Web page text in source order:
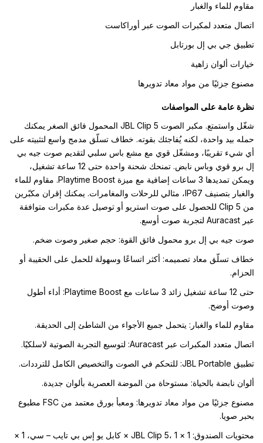
مقاوم للماء والغبار
اتصال متعدد لمكبرات الصوت عبر أوراكاست
تطبيق جي بي إل بورتابل
خيارات ألوان زاهية
مصنوع جزئيًا من مواد معاد تدويرها
نظرة عامة على المواصفات
شغّل واستمتع. مكبر الصوت JBL Clip 5 المحمول فائق الصغر يمكنك
حمله بيد واحدة، لكنه يُفاجئك بقوته. خطاف تسلّق مدمج واسع لتثبيته على
أي شيء تقريبًا، ومشغّل قوي مع مشع باس سلبي لتقديم صوت جيه بي
إل برو قوي وباس نابض. تمنحك شحنة واحدة حتى 12 ساعة تشغيل،
ويمكن تمديدها 3 ساعات إضافية مع ميزة Playtime Boost. مقاوم للماء
والغبار بتصنيف IP67، مثالي للرحلات والمغامرات. يمكنك إقران مكبّرين
من Clip 5 للحصول على صوت استريو أو توصيل عدة مكبرات متوافقة
عبر Auracast لتجربة صوت أوسع.
صوت جيه بي إل برو محمول فائق القوة: حجم صغير وصوت ضخم.
خطاف تسلّق معاد تصميمه: أكثر اتساعًا وسهولة للحمل على الحقيبة أو
الحزام.
حتى 12 ساعة تشغيل زائد 3 ساعات مع Playtime Boost: أداء أطول
وصوت أوضح.
مقاوم للماء والغبار: يتحمل جميع الأجواء من الشاطئ إلى الحديقة.
اتصال متعدد المكبرات عبر Auracast: لتوسيع التجربة الصوتية لاسلكيًا.
تطبيق JBL Portable: للتحكم في الصوت والتخصيص الكامل للترددات.
ألوان نابضة بالحياة: مستوحاة من الموضة العصرية بألوان جديدة.
مصنوع جزئيًا من مواد معاد تدويرها: ومعبأ بورق معتمد من FSC مطبوع
بحبر صويا.
محتويات الصندوق: 1 × JBL Clip 5، 1 × كابل يو إس بي تايب – سي، 1 ×